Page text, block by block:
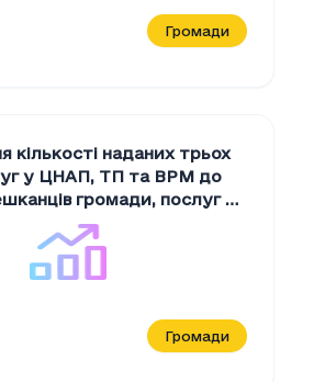
Громади
кількості наданих трьох
у ЦНАП, ТП та ВРМ до
громади, послуг на
100 осіб
Громади